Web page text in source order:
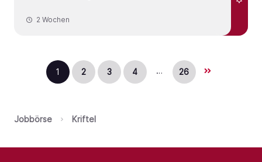
2 Wochen
1 2 3 4 … 26
Jobbörse Kriftel